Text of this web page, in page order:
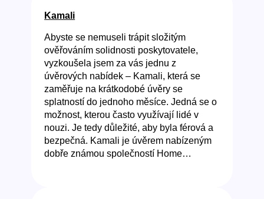
Kamali
Abyste se nemuseli trápit složitým
ověřováním solidnosti poskytovatele,
vyzkoušela jsem za vás jednu z
úvěrových nabídek – Kamali, která se
zaměřuje na krátkodobé úvěry se
splatností do jednoho měsíce. Jedná se o
možnost, kterou často využívají lidé v
nouzi. Je tedy důležité, aby byla férová a
bezpečná. Kamali je úvěrem nabízeným
dobře známou společností Home…